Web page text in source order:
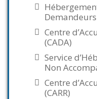
Demandeurs
Centre
(CADA)
Service
Non
Centre
(CARR)